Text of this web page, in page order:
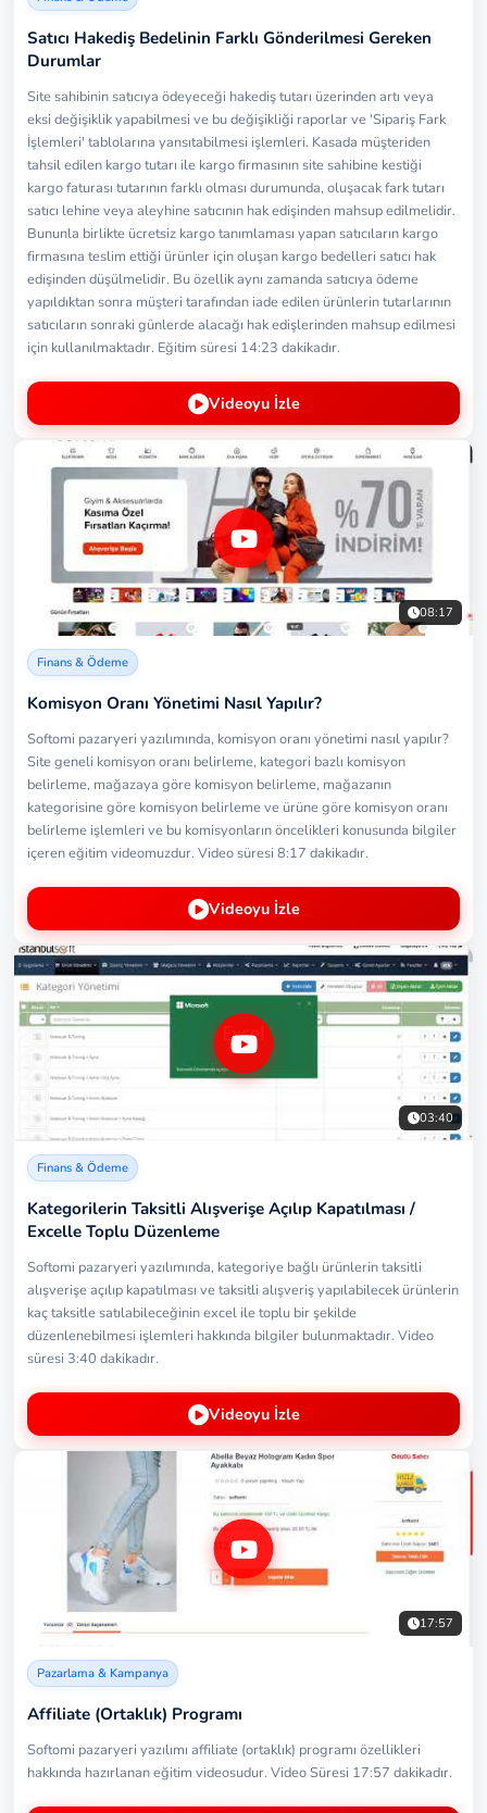
Satıcı Hakediş Bedelinin Farklı Gönderilmesi Gereken
Durumlar
Site sahibinin satıcıya ödeyeceği hakediş tutarı üzerinden artı veya
eksi değişiklik yapabilmesi ve bu değişikliği raporlar ve 'Sipariş Fark
İşlemleri' tablolarına yansıtabilmesi işlemleri. Kasada müşteriden
tahsil edilen kargo tutarı ile kargo firmasının site sahibine kestiği
kargo faturası tutarının farklı olması durumunda, oluşacak fark tutarı
satıcı lehine veya aleyhine satıcının hak edişinden mahsup edilmelidir.
Bununla birlikte ücretsiz kargo tanımlaması yapan satıcıların kargo
firmasına teslim ettiği ürünler için oluşan kargo bedelleri satıcı hak
edişinden düşülmelidir. Bu özellik aynı zamanda satıcıya ödeme
yapıldıktan sonra müşteri tarafından iade edilen ürünlerin tutarlarının
satıcıların sonraki günlerde alacağı hak edişlerinden mahsup edilmesi
için kullanılmaktadır. Eğitim süresi 14:23 dakikadır.
Videoyu İzle
08:17
Finans & Ödeme
Komisyon Oranı Yönetimi Nasıl Yapılır?
Softomi pazaryeri yazılımında, komisyon oranı yönetimi nasıl yapılır?
Site geneli komisyon oranı belirleme, kategori bazlı komisyon
belirleme, mağazaya göre komisyon belirleme, mağazanın
kategorisine göre komisyon belirleme ve ürüne göre komisyon oranı
belirleme işlemleri ve bu komisyonların öncelikleri konusunda bilgiler
içeren eğitim videomuzdur. Video süresi 8:17 dakikadır.
Videoyu İzle
03:40
Finans & Ödeme
Kategorilerin Taksitli Alışverişe Açılıp Kapatılması /
Excelle Toplu Düzenleme
Softomi pazaryeri yazılımında, kategoriye bağlı ürünlerin taksitli
alışverişe açılıp kapatılması ve taksitli alışveriş yapılabilecek ürünlerin
kaç taksitle satılabileceğinin excel ile toplu bir şekilde
düzenlenebilmesi işlemleri hakkında bilgiler bulunmaktadır. Video
süresi 3:40 dakikadır.
Videoyu İzle
17:57
Pazarlama & Kampanya
Affiliate (Ortaklık) Programı
Softomi pazaryeri yazılımı affiliate (ortaklık) programı özellikleri
hakkında hazırlanan eğitim videosudur. Video Süresi 17:57 dakikadır.